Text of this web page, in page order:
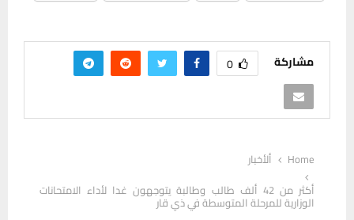
مشاركة 0
Home
ألأخبار
أكثر من 42 ألف طالب وطالبة يتوجهون غدا لأداء الامتحانات
الوزارية للمرحلة المتوسطة في ذي قار